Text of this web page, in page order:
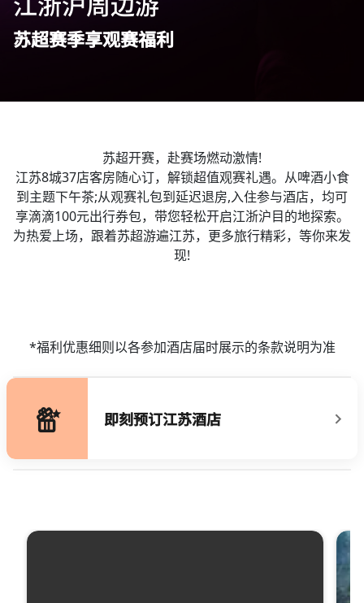
苏超赛季享观赛福利
苏超开赛，赴赛场燃动激情!
江苏8城37店客房随心订，解锁超值观赛礼遇。从啤酒小食
到主题下午茶;从观赛礼包到延迟退房,入住参与酒店，均可
享滴滴100元出行券包，带您轻松开启江浙沪目的地探索。
为热爱上场，跟着苏超游遍江苏，更多旅行精彩，等你来发
现!
*福利优惠细则以各参加酒店届时展示的条款说明为准
即刻预订江苏酒店